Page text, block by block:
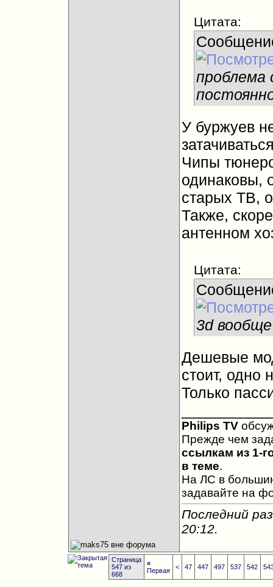
Цитата:
проблема
У буржуев
Чипы
одинаковы,
старых ТВ,
Также,
антенном
Цитата:
3d
Дешевые
стоит, одно
Только
Philips TV
Прежде чем
ссылкам из 1-
в теме.
На ЛС в
задавайте на
Последний
20:12.
Страница
547 из
668
«
Первая
< 47 447 497 537 542